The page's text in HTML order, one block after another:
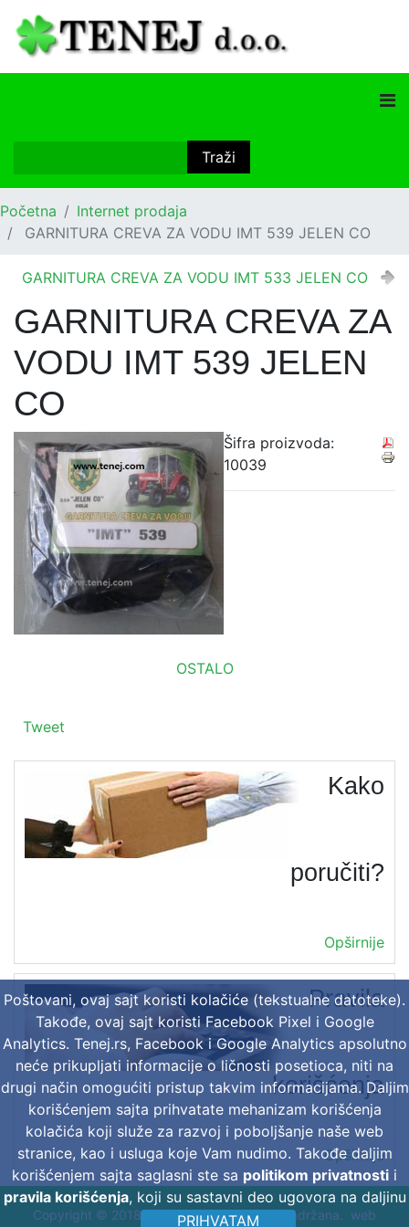
Početna
Internet prodaja
GARNITURA CREVA ZA VODU IMT 539 JELEN CO
GARNITURA CREVA ZA VODU IMT 533 JELEN CO
GARNITURA CREVA ZA
VODU IMT 539 JELEN
CO
Šifra proizvoda:
10039
OSTALO
Tweet
Kako
poručiti?
Opširnije
Pravila
korišćenja
Opširnije
Copyright © 2018 Tenej d.o.o. Sva prava zadržana. web
Poštovani, ovaj sajt koristi kolačiće (tekstualne datoteke).
Takođe, ovaj sajt koristi Facebook Pixel i Google
Analytics. Tenej.rs, Facebook i Google Analytics apsolutno
neće prikupljati informacije o ličnosti posetioca, niti na
drugi način omogućiti pristup takvim informacijama. Daljim
korišćenjem sajta prihvatate mehanizam korišćenja
kolačića koji služe za razvoj i poboljšanje naše web
stranice, kao i usluga koje Vam nudimo. Takođe daljim
korišćenjem sajta saglasni ste sa politikom privatnosti i
pravila korišćenja, koji su sastavni deo ugovora na daljinu
PRIHVATAM